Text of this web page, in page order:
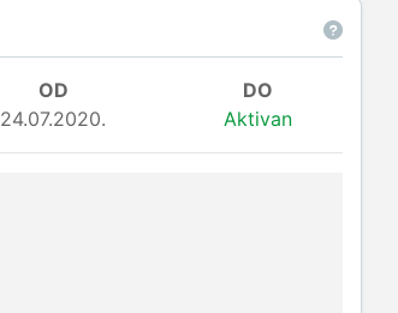
OD
DO
24.07.2020. Aktivan